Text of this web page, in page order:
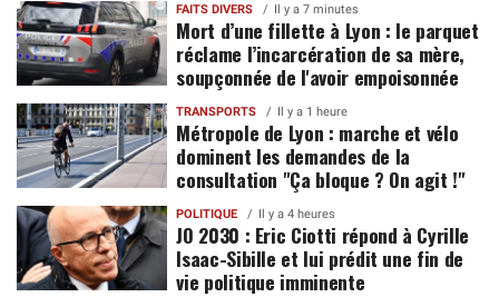
FAITS DIVERS Il y a 7 minutes
Mort d’une fillette à Lyon : le parquet
réclame l’incarcération de sa mère,
soupçonnée de l'avoir empoisonnée
TRANSPORTS Il y a 1 heure
Métropole de Lyon : marche et vélo
dominent les demandes de la
consultation "Ça bloque ? On agit !"
POLITIQUE Il y a 4 heures
JO 2030 : Eric Ciotti répond à Cyrille
Isaac-Sibille et lui prédit une fin de
vie politique imminente